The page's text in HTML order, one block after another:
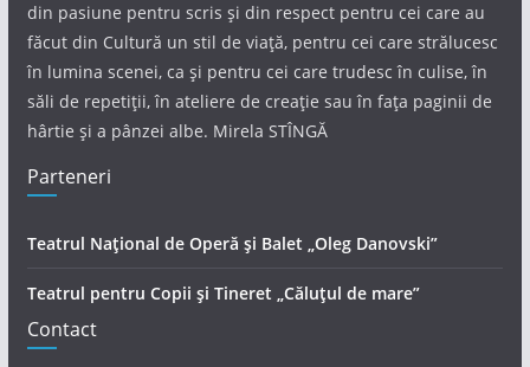
din pasiune pentru scris și din respect pentru cei care au
făcut din Cultură un stil de viață, pentru cei care strălucesc
în lumina scenei, ca și pentru cei care trudesc în culise, în
săli de repetiții, în ateliere de creație sau în fața paginii de
hârtie și a pânzei albe. Mirela STÎNGĂ
Parteneri
Teatrul Național de Operă și Balet „Oleg Danovski”
Teatrul pentru Copii și Tineret „Căluțul de mare”
Contact